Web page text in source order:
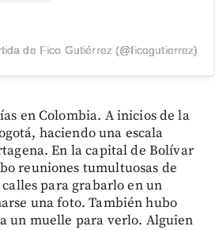
de Fico Gutiérrez (@ficogutierrez)
en Colombia. A inicios de la
haciendo una escala
En la capital de Bolívar
reuniones tumultuosas de
para grabarlo en un
una foto. También hubo
un muelle para verlo. Alguien